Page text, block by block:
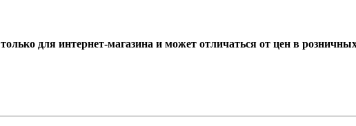
для интернет-магазина и может отличаться от цен в